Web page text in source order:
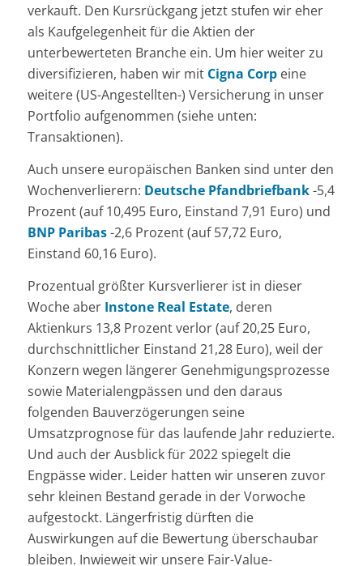
verkauft. Den Kursrückgang jetzt stufen wir eher
als Kaufgelegenheit für die Aktien der
unterbewerteten Branche ein. Um hier weiter zu
diversifizieren, haben wir mit Cigna Corpeine
weitere (US-Angestellten-) Versicherung in unser
Portfolio aufgenommen (siehe unten:
Transaktionen).
Auch unsere europäischen Banken sind unter den
Wochenverlierern: Deutsche Pfandbriefbank-5,4
Prozent (auf 10,495 Euro, Einstand 7,91 Euro) und
BNP Paribas-2,6 Prozent (auf 57,72 Euro,
Einstand 60,16 Euro).
Prozentual größter Kursverlierer ist in dieser
Woche aber Instone Real Estate, deren
Aktienkurs 13,8 Prozent verlor (auf 20,25 Euro,
durchschnittlicher Einstand 21,28 Euro), weil der
Konzern wegen längerer Genehmigungsprozesse
sowie Materialengpässen und den daraus
folgenden Bauverzögerungen seine
Umsatzprognose für das laufende Jahr reduzierte.
Und auch der Ausblick für 2022 spiegelt die
Engpässe wider. Leider hatten wir unseren zuvor
sehr kleinen Bestand gerade in der Vorwoche
aufgestockt. Längerfristig dürften die
Auswirkungen auf die Bewertung überschaubar
bleiben. Inwieweit wir unsere Fair-Value-